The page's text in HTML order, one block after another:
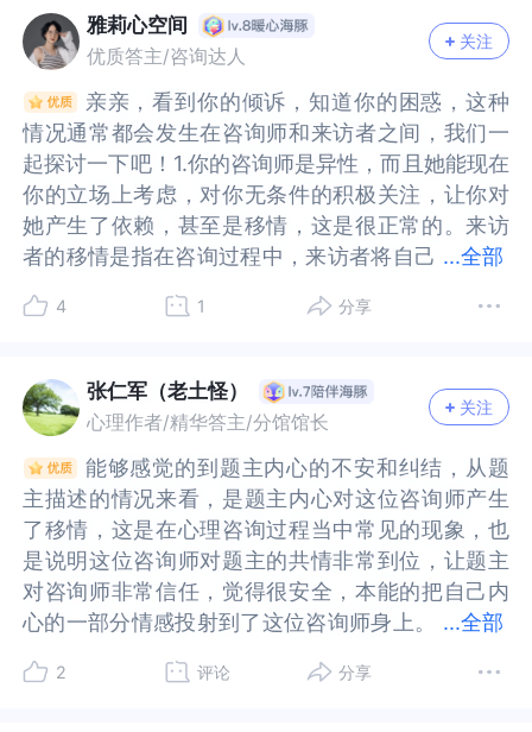
咨询师，或者产生了一些超越咨访关系的情况，就
需要来访者多留意，和咨询师探讨，该如何去面对
与解决，又或者是否需要更换新的咨询师，以达到
更好地帮助来访的求助。在您的这个情况里面，还
是建议您能如实的和咨询师聊一下目前的状况，一
般来说，咨询师是很开放和理解来访者所说的这种
情况的，也会很真诚的和您沟通接下来该如何做，
才是对您最好的选择。既然您选择了做心理咨询，
也觉得对方是能够给予自己帮助的，就应该相信对
方是会有更好地解决方案的，也希望我们在做咨询
时，都能坦诚的面对自己的内心，而不是顾忌太
找到自己的解决办法，既能很好的完成咨询，也能
让自己不至于受到对咨询师移情的影响，得到心理
师，或者产生了一些超越咨访关系的情况，就需要
来访者多留意，和咨询师探讨，该如何去面对与解
决，又或者是否需要更换新的咨询师，以达到更好
地帮助来访的求助。在您的这个情况里面，还是建
议您能如实的和咨询师聊一下目前的状况，一般来
说，咨询师是很开放和理解来访者所说的这种情况
的，也会很真诚的和您沟通接下来该如何做，才是
对您最好的选择。既然您选择了做心理咨询，也觉
得对方是能够给予自己帮助的，就应该相信对方是
会有更好地解决方案的，也希望我们在做咨询时，
都能坦诚的面对自己的内心，而不是顾忌太多，这
己的解决办法，既能很好的完成咨询，也能让自己
不至于受到对咨询师移情的影响，得到心理上的疗
雅莉心空间
优质答主/咨询达人
关注
...全部
亲亲，看到你的倾诉，知道你的困惑，这种
情况通常都会发生在咨询师和来访者之间，我们一
起探讨一下吧！1.你的咨询师是异性，而且她能现在
你的立场上考虑，对你无条件的积极关注，让你对
她产生了依赖，甚至是移情，这是很正常的。来访
者的移情是指在咨询过程中，来访者将自己
询师身上的过程。2.你要怎么处理和应对？其实产
协商应对的方法。她不会乱想你的，受过专业培训
的咨询师都知道这种情况的发生，也有应对的策
略。无外乎会有两种结果，你的咨询师自己可以接
纳你的移情，也能很好的处理，你们探讨了一种好
的应对方式，那么你们的咨询就可以持续下去。还
有一种可能是，你的咨询师自己无法接纳，也不知
道要如何处理，她可能就需要请督导师来协助她，
或者她直接接受不了，只能转介绍给其他人，也是
有可能的。过程中，你不用有太大的负担，正常合
理和她探讨就好了。以上，供你参考，谢谢
情况通常都会发生在咨询师和来访者之间，我们一
起探讨一下吧！1.你的咨询师是异性，而且她能现在
你的立场上考虑，对你无条件的积极关注，让你对
她产生了依赖，甚至是移情，这是很正常的。来访
者的移情是指在咨询过程中，来访者将自己过去对
上的过程。2.你要怎么处理和应对？其实产生移情
对的方法。她不会乱想你的，受过专业培训的咨询
师都知道这种情况的发生，也有应对的策略。无外
乎会有两种结果，你的咨询师自己可以接纳你的移
情，也能很好的处理，你们探讨了一种好的应对方
式，那么你们的咨询就可以持续下去。还有一种可
能是，你的咨询师自己无法接纳，也不知道要如何
处理，她可能就需要请督导师来协助她，或者她直
接接受不了，只能转介绍给其他人，也是有可能
的。过程中，你不用有太大的负担，正常合理和她
探讨就好了。以上，供你参考，谢谢
4 1 分享
张仁军（老土怪）
心理作者/精华答主/分馆馆长
关注
...全部
能够感觉的到题主内心的不安和纠结，从题
主描述的情况来看，是题主内心对这位咨询师产生
了移情，这是在心理咨询过程当中常见的现象，也
是说明这位咨询师对题主的共情非常到位，让题主
对咨询师非常信任，觉得很安全，本能的把自己内
心的一部分情感投射到了这位咨询师身上。
告知这位咨询师，这样可以帮助咨询师进一步了解
主描述的情况来看，是题主内心对这位咨询师产生
了移情，这是在心理咨询过程当中常见的现象，也
是说明这位咨询师对题主的共情非常到位，让题主
对咨询师非常信任，觉得很安全，本能的把自己内
心的一部分情感投射到了这位咨询师身上。这种正
位咨询师，这样可以帮助咨询师进一步了解题主的
2 评论 分享